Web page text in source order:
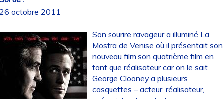
octobre 2011
Son sourire ravageur a illuminé La
Mostra de Venise où il présentait son
nouveau film,son quatrième film en
tant que réalisateur car on le sait
George Clooney a plusieurs
casquettes – acteur, réalisateur,